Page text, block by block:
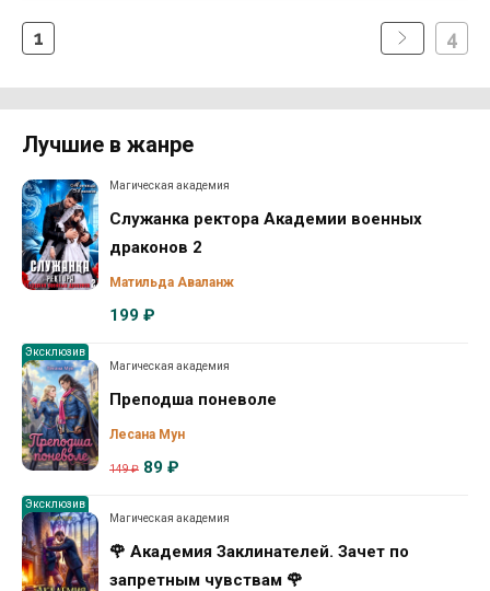
1 4
Лучшие в жанре
Магическая академия
Служанка ректора Академии военных
драконов 2
Матильда Аваланж
199 ₽
Эксклюзив
Магическая академия
Преподша поневоле
Лесана Мун
149 ₽ 89 ₽
Эксклюзив
Магическая академия
🌹 Академия Заклинателей. Зачет по
запретным чувствам 🌹